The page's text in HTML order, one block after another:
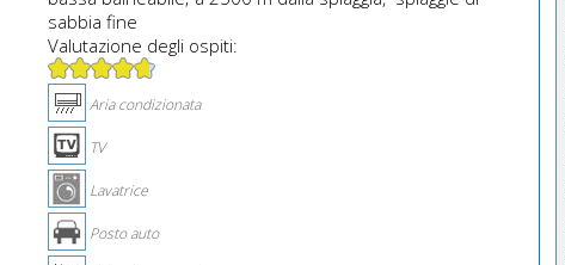
sabbia fine
Valutazione degli ospiti:
Aria condizionata
TV
Lavatrice
Posto auto